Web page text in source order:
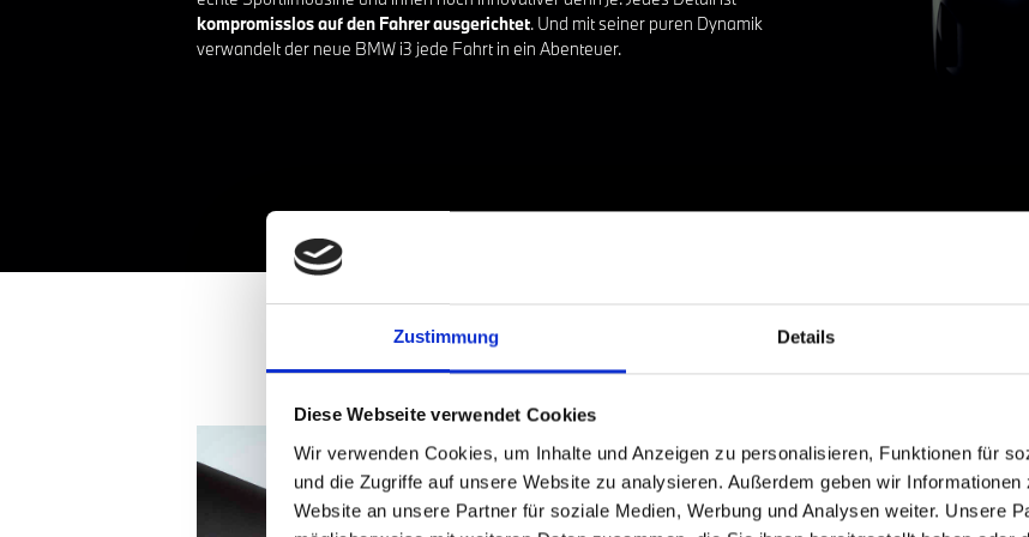
Zustimmung Details
Diese Webseite verwendet Cookies
Wir verwenden Cookies, um Inhalte und Anzeigen zu personalisieren, Funktionen für
und die Zugriffe auf unsere Website zu analysieren. Außerdem geben wir
Website an unsere Partner für soziale Medien, Werbung und Analysen weiter. Unsere
kompromisslos auf den Fahrer ausgerichtet. Und mit seiner puren Dynamik
verwandelt der neue BMW i3 jede Fahrt in ein Abenteuer.
Sportlich aus
BMW Panoramic iDrive neuen